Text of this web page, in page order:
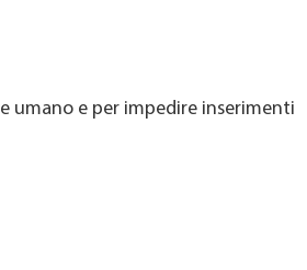
umano e per impedire inserimenti